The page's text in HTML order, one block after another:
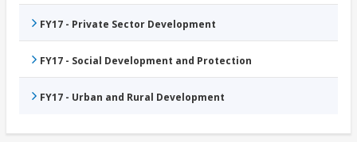
FY17 - Private Sector Development
FY17 - Social Development and Protection
FY17 - Urban and Rural Development